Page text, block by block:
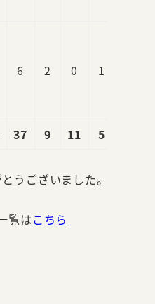
6 2 0 1
37 9 11 5
うございました。
覧はこちら